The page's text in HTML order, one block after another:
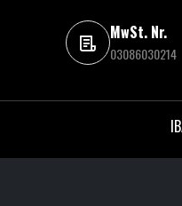
MwSt. Nr.
03086030214